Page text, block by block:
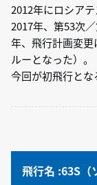
2012年にロシア
2017年、第53次
年、飛行計画変
ルーとなった）。
今回が初飛行とな
飛行名 :63S（